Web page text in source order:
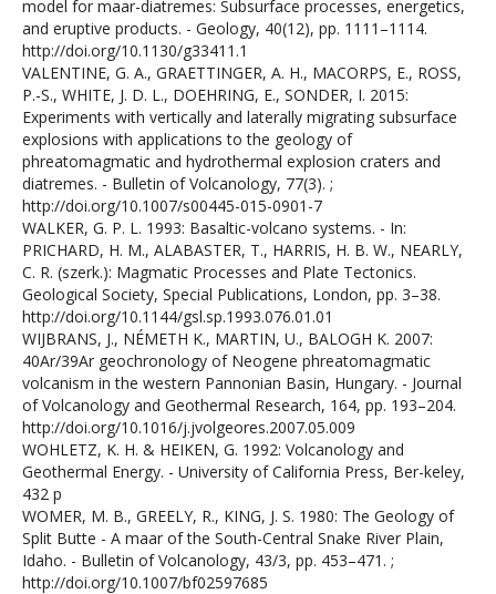
model for maar-diatremes: Subsurface processes, energetics,
and eruptive products. - Geology, 40(12), pp. 1111–1114.
http://doi.org/10.1130/g33411.1
VALENTINE, G. A., GRAETTINGER, A. H., MACORPS, E., ROSS,
P.-S., WHITE, J. D. L., DOEHRING, E., SONDER, I. 2015:
Experiments with vertically and laterally migrating subsurface
explosions with applications to the geology of
phreatomagmatic and hydrothermal explosion craters and
diatremes. - Bulletin of Volcanology, 77(3). ;
http://doi.org/10.1007/s00445-015-0901-7
WALKER, G. P. L. 1993: Basaltic-volcano systems. - In:
PRICHARD, H. M., ALABASTER, T., HARRIS, H. B. W., NEARLY,
C. R. (szerk.): Magmatic Processes and Plate Tectonics.
Geological Society, Special Publications, London, pp. 3–38.
http://doi.org/10.1144/gsl.sp.1993.076.01.01
WIJBRANS, J., NÉMETH K., MARTIN, U., BALOGH K. 2007:
40Ar/39Ar geochronology of Neogene phreatomagmatic
volcanism in the western Pannonian Basin, Hungary. - Journal
of Volcanology and Geothermal Research, 164, pp. 193–204.
http://doi.org/10.1016/j.jvolgeores.2007.05.009
WOHLETZ, K. H. & HEIKEN, G. 1992: Volcanology and
Geothermal Energy. - University of California Press, Ber-keley,
432 p
WOMER, M. B., GREELY, R., KING, J. S. 1980: The Geology of
Split Butte - A maar of the South-Central Snake River Plain,
Idaho. - Bulletin of Volcanology, 43/3, pp. 453–471. ;
http://doi.org/10.1007/bf02597685